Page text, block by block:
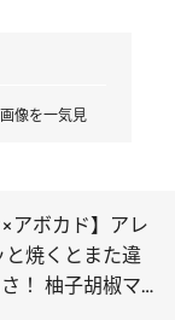
像を一気見
×アボカド】アレ
と焼くとまた違
！ 柚子胡椒マ